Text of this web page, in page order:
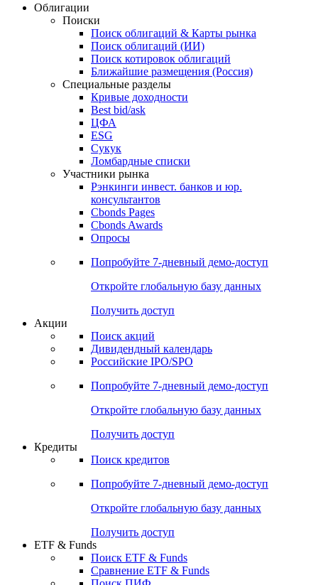
Облигации
Поиски
Поиск облигаций & Карты рынка
Поиск облигаций (ИИ)
Поиск котировок облигаций
Ближайшие размещения (Россия)
Специальные разделы
Кривые доходности
Best bid/ask
ЦФА
ESG
Сукук
Ломбардные списки
Участники рынка
Рэнкинги инвест. банков и юр.
консультантов
Cbonds Pages
Cbonds Awards
Опросы
Попробуйте 7-дневный демо-доступ
Откройте глобальную базу данных
Получить доступ
Акции
Поиск акций
Дивидендный календарь
Российские IPO/SPO
Попробуйте 7-дневный демо-доступ
Откройте глобальную базу данных
Получить доступ
Кредиты
Поиск кредитов
Попробуйте 7-дневный демо-доступ
Откройте глобальную базу данных
Получить доступ
ETF & Funds
Поиск ETF & Funds
Сравнение ETF & Funds